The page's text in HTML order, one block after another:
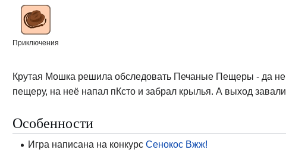
навигации
поиску
Приключения
Крутая Мошка решила обследовать Печаные Пещеры - да не
пещеру, на неё напал пКсто и забрал крылья. А выход
Особенности
Игра написана на конкурс Сенокос Вжж!